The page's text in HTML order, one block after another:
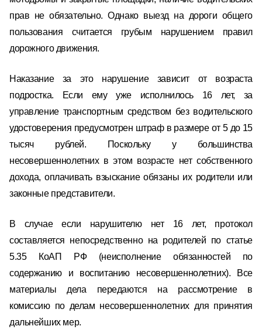
прав не обязательно. Однако выезд на дороги общего
пользования считается грубым нарушением правил
дорожного движения.
Наказание за это нарушение зависит от возраста
подростка. Если ему уже исполнилось 16 лет, за
управление транспортным средством без водительского
удостоверения предусмотрен штраф в размере от 5 до 15
тысяч рублей. Поскольку у большинства
несовершеннолетних в этом возрасте нет собственного
дохода, оплачивать взыскание обязаны их родители или
законные представители.
В случае если нарушителю нет 16 лет, протокол
составляется непосредственно на родителей по статье
5.35 КоАП РФ (неисполнение обязанностей по
содержанию и воспитанию несовершеннолетних). Все
материалы дела передаются на рассмотрение в
комиссию по делам несовершеннолетних для принятия
дальнейших мер.